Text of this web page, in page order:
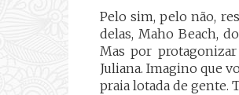
Pelo sim, pelo não,
delas, Maho Beach,
Mas por
Juliana. Imagino que
praia lotada de gente.